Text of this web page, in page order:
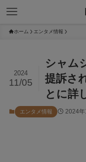
ホーム エンタメ情報
シャム
提訴さ
とに詳
2024
11/05
エンタメ情報 2024年